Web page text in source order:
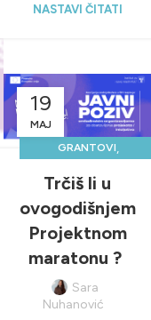
NASTAVI ČITATI
19
MAJ
GRANTOVI,
NOVOSTI & PROJEKTI
UNCATEGORIZED
Trčiš li u
ovogodišnjem
Projektnom
maratonu ?
Sara
Nuhanović